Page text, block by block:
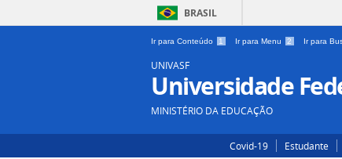
BRASIL
Ir para Conteúdo 1 Ir para Menu 2 Ir para
UNIVASF
Universidade
MINISTÉRIO DA EDUCAÇÃO
Covid-19 Estudante